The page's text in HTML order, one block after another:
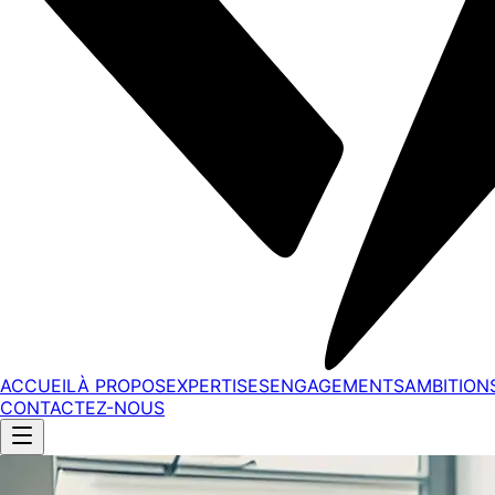
ACCUEILÀ PROPOSEXPERTISESENGAGEMENTS
CONTACTEZ-NOUS